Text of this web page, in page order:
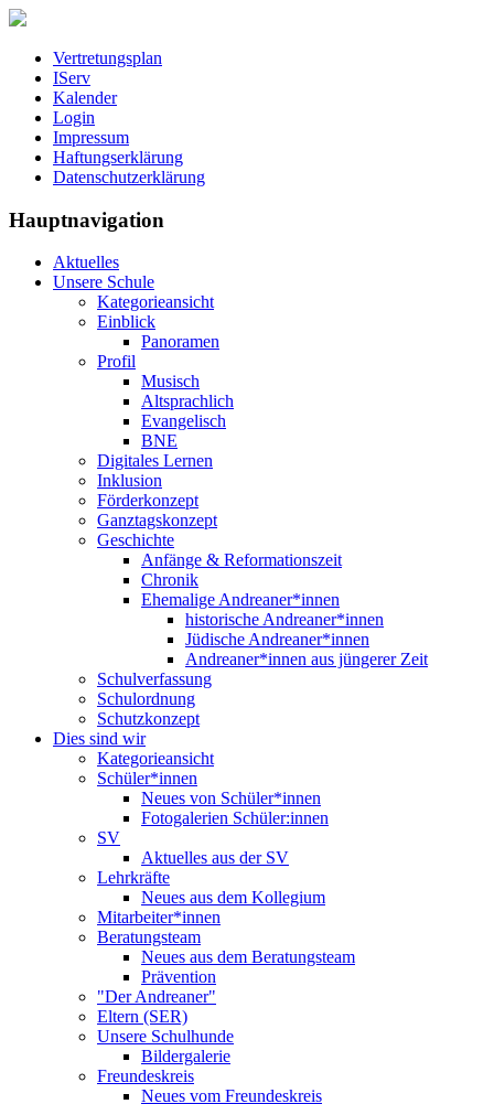
Vertretungsplan
IServ
Kalender
Login
Impressum
Haftungserklärung
Datenschutzerklärung
Hauptnavigation
Aktuelles
Unsere Schule
Kategorieansicht
Einblick
Panoramen
Profil
Musisch
Altsprachlich
Evangelisch
BNE
Digitales Lernen
Inklusion
Förderkonzept
Ganztagskonzept
Geschichte
Anfänge & Reformationszeit
Chronik
Ehemalige Andreaner*innen
historische Andreaner*innen
Jüdische Andreaner*innen
Andreaner*innen aus jüngerer Zeit
Schulverfassung
Schulordnung
Schutzkonzept
Dies sind wir
Kategorieansicht
Schüler*innen
Neues von Schüler*innen
Fotogalerien Schüler:innen
SV
Aktuelles aus der SV
Lehrkräfte
Neues aus dem Kollegium
Mitarbeiter*innen
Beratungsteam
Neues aus dem Beratungsteam
Prävention
"Der Andreaner"
Eltern (SER)
Unsere Schulhunde
Bildergalerie
Freundeskreis
Neues vom Freundeskreis